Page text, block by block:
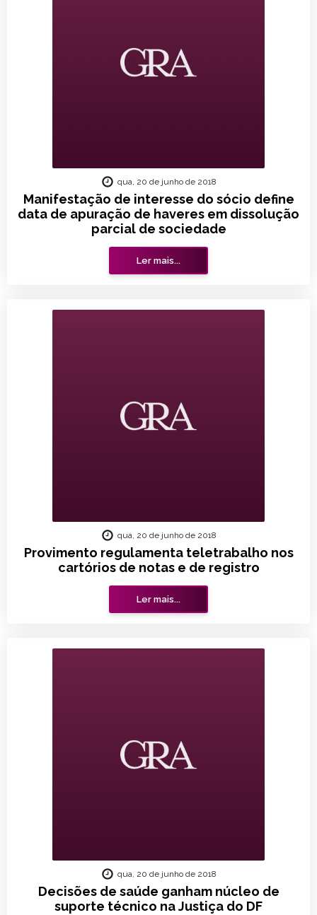
Manifestação de interesse do sócio define
data de apuração de haveres em dissolução
parcial de sociedade
qua, 20 de junho de 2018
Ler mais...
Provimento regulamenta teletrabalho nos
cartórios de notas e de registro
qua, 20 de junho de 2018
Ler mais...
Decisões de saúde ganham núcleo de
suporte técnico na Justiça do DF
qua, 20 de junho de 2018